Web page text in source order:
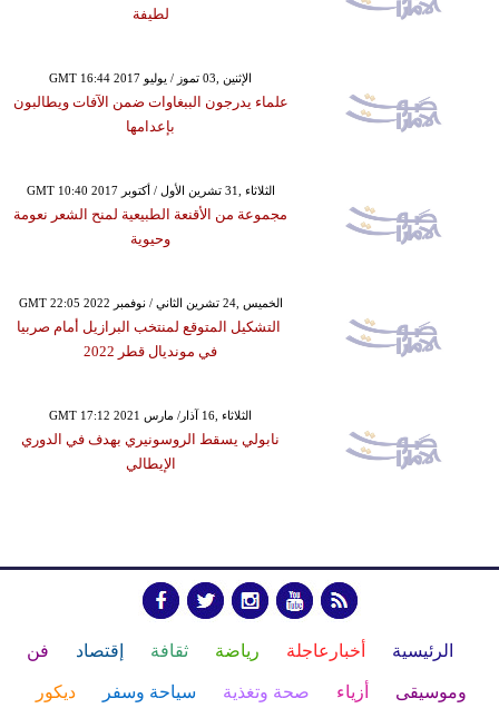
لطيفة
GMT 16:44 2017 الإثنين ,03 تموز / يوليو
علماء يدرجون الببغاوات ضمن الآفات ويطالبون
بإعدامها
GMT 10:40 2017 الثلاثاء ,31 تشرين الأول / أكتوبر
مجموعة من الأقنعة الطبيعية لمنح الشعر نعومة
وحيوية
GMT 22:05 2022 الخميس ,24 تشرين الثاني / نوفمبر
التشكيل المتوقع لمنتخب البرازيل أمام صربيا
في مونديال قطر 2022
GMT 17:12 2021 الثلاثاء ,16 آذار/ مارس
نابولي يسقط الروسونيري بهدف في الدوري
الإيطالي
الرئيسية أخبارعاجلة رياضة ثقافة إقتصاد فن
وموسيقى أزياء صحة وتغذية سياحة وسفر ديكور